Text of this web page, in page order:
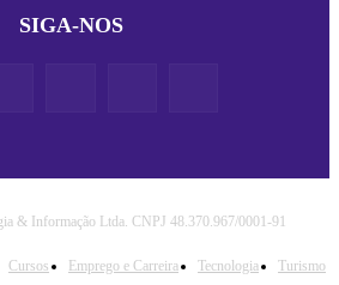
SIGA-NOS
& Informação Ltda. CNPJ 48.370.967/0001-91
Cursos Emprego e Carreira Tecnologia Turismo